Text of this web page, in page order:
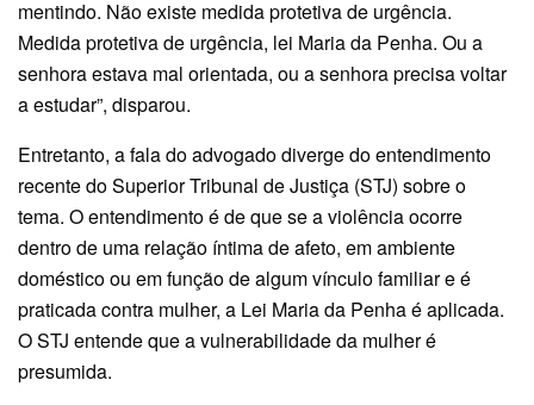
mentindo. Não existe medida protetiva de urgência.
Medida protetiva de urgência, lei Maria da Penha. Ou a
senhora estava mal orientada, ou a senhora precisa voltar
a estudar”, disparou.
Entretanto, a fala do advogado diverge do entendimento
recente do Superior Tribunal de Justiça (STJ) sobre o
tema. O entendimento é de que se a violência ocorre
dentro de uma relação íntima de afeto, em ambiente
doméstico ou em função de algum vínculo familiar e é
praticada contra mulher, a Lei Maria da Penha é aplicada.
O STJ entende que a vulnerabilidade da mulher é
presumida.